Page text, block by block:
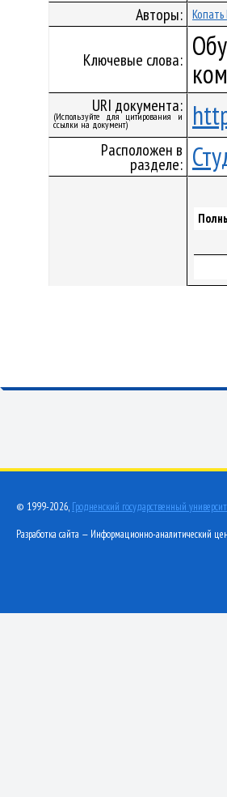
Авторы: Копать
Ключевые слова:
URI документа:
(Используйте для цитирования и
ссылки на документ)
Расположен в
разделе:
© 1999-2026, Гродненский государственный
Разработка сайта — Информационно-аналитический